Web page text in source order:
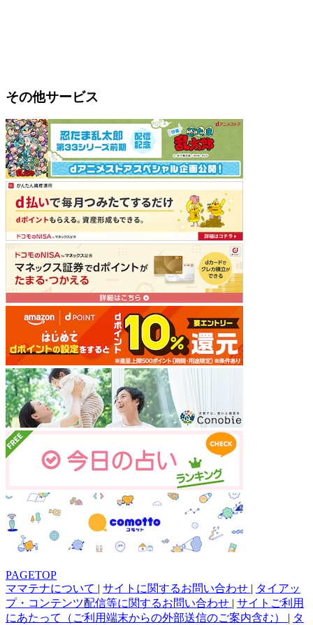
その他サービス
PAGETOP
ママテナについて | サイトに関するお問い合わせ | タイアッ
プ・コンテンツ配信等に関するお問い合わせ | サイトご利用
にあたって（ご利用端末からの外部送信のご案内含む） | タ